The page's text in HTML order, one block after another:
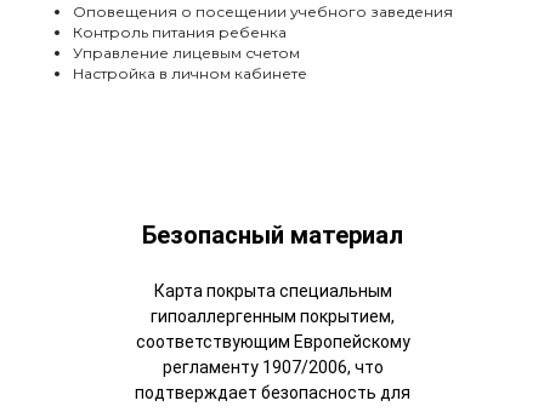
Оповещения о посещении учебного заведения
Контроль питания ребенка
Управление лицевым счетом
Настройка в личном кабинете
Карта покрыта специальным
гипоаллергенным покрытием,
соответствующим Европейскому
регламенту 1907/2006, что
подтверждает безопасность для
Безопасный материал